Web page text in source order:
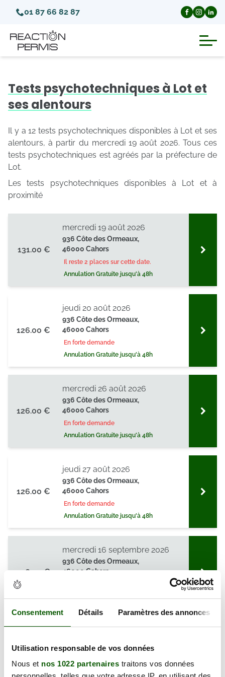
Consentement Détails Paramètres des annonces
Utilisation responsable de vos données
Nous et nos 1022 partenaires traitons vos données
01 87 66 82 87
Invalidation du permis de conduire
Annulation du permis de conduire
Médecins agréés pour le permis
Visite médicale test psychotechnique
Tests psychotechniques à Lot et
ses alentours
Il y a 12 tests psychotechniques disponibles à Lot et ses
alentours, à partir du mercredi 19 août 2026. Tous ces
tests psychotechniques est agréés par la préfecture de
Lot.
Les tests psychotechniques disponibles à Lot et à
proximité
131.00 €
936 Côte des Ormeaux,
46000 Cahors
Il reste 2 places sur cette date.
Annulation Gratuite jusqu'à 48h
mercredi 19 août 2026
126.00 €
936 Côte des Ormeaux,
46000 Cahors
En forte demande
Annulation Gratuite jusqu'à 48h
jeudi 20 août 2026
126.00 €
936 Côte des Ormeaux,
46000 Cahors
En forte demande
Annulation Gratuite jusqu'à 48h
mercredi 26 août 2026
126.00 €
936 Côte des Ormeaux,
46000 Cahors
En forte demande
Annulation Gratuite jusqu'à 48h
jeudi 27 août 2026
126.00 €
936 Côte des Ormeaux,
46000 Cahors
mercredi 16 septembre 2026
126.00 €
46000 Cahors
En forte demande
mercredi 23 septembre 2026